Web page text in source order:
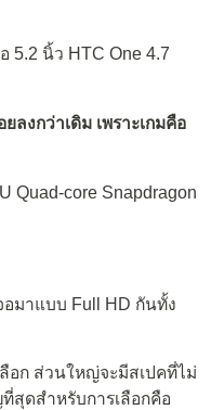
5.2 นิ้ว HTC One 4.7
ลงกว่าเดิม เพราะเกมคือ
Quad-core Snapdragon
มาแบบ Full HD กันทั้ง
อก ส่วนใหญ่จะมีสเปคที่ไม่
สุดสำหรับการเลือกคือ